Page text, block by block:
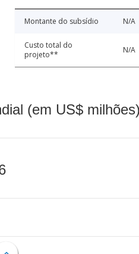
Montante do subsídio N/A
Custo total do
projeto**
N/A
(em US$